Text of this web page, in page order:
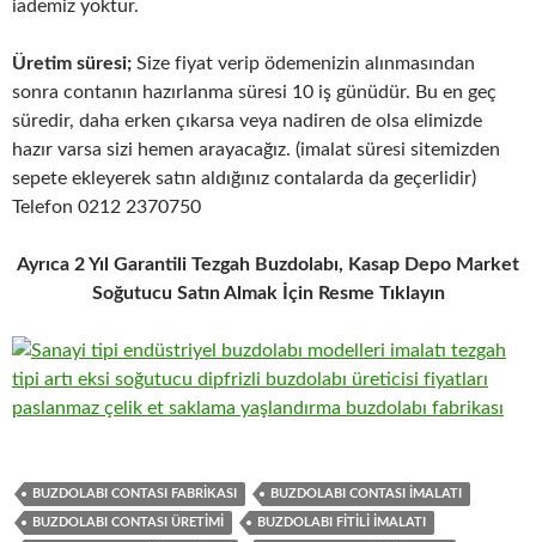
iademiz yoktur.
Üretim süresi; Size fiyat verip ödemenizin alınmasından
sonra contanın hazırlanma süresi 10 iş günüdür. Bu en geç
süredir, daha erken çıkarsa veya nadiren de olsa elimizde
hazır varsa sizi hemen arayacağız. (imalat süresi sitemizden
sepete ekleyerek satın aldığınız contalarda da geçerlidir)
Telefon 0212 2370750
Ayrıca 2 Yıl Garantili Tezgah Buzdolabı, Kasap Depo Market
Soğutucu Satın Almak İçin Resme Tıklayın
BUZDOLABI CONTASI FABRIKASI BUZDOLABI CONTASI IMALATI
BUZDOLABI CONTASI ÜRETIMI BUZDOLABI FITILI IMALATI